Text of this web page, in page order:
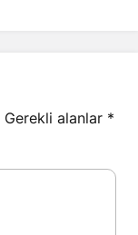
Gerekli alanlar *